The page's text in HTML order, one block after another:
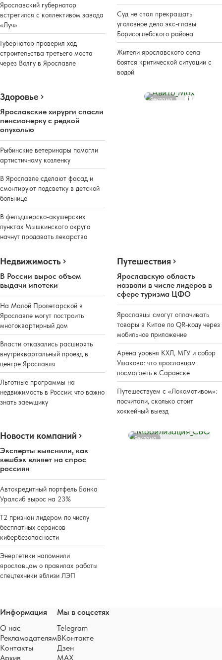
Ярославский губернатор
встретился с коллективом завода
«Луч»
Губернатор проверил ход
строительства третьего моста
через Волгу в Ярославле
Суд не стал прекращать
уголовное дело экс-главы
Борисоглебского района
Жители ярославского села
боятся критической ситуации с
водой
Здоровье
Ярославские хирурги спасли
пенсионерку с редкой
опухолью
Рыбинские ветеринары помогли
артистичному козленку
В Ярославле сделают фасад и
смонтируют подсветку в детской
больнице
В фельдшерско-акушерских
пунктах Мышкинского округа
начнут продавать лекарства
Реклама
Недвижимость
В России вырос объем
выдачи ипотеки
На Малой Пролетарской в
Ярославле могут построить
многоквартирный дом
Власти отказались расширять
внутриквартальный проезд в
центре Ярославля
Льготные программы на
недвижимость в России: что важно
знать заемщику
Путешествия
Ярославскую область
назвали в числе лидеров в
сфере туризма ЦФО
Ярославцы смогут оплачивать
товары в Китае по QR-коду через
мобильное приложение
Арена уровня КХЛ, МГУ и собор
Ушакова: что ярославцам
посмотреть в Саранске
Путешествуем с «Локомотивом»:
посчитали, сколько стоит
хоккейный выезд
Новости компаний
Эксперты выяснили, как
кешбэк влияет на спрос
россиян
Автокредитный портфель Банка
Уралсиб вырос на 23%
Т2 признан лидером по числу
бесплатных сервисов
кибербезопасности
Энергетики напомнили
ярославцам о правилах работы
спецтехники вблизи ЛЭП
Реклама
Информация
О нас
Рекламодателям
Контакты
Архив
Мы в соцсетях
Telegram
ВКонтакте
Дзен
MAX